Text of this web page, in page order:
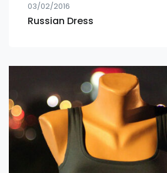
03/02/2016
Russian Dress